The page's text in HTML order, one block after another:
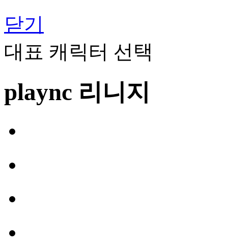
닫기
대표 캐릭터 선택
plaync 리니지